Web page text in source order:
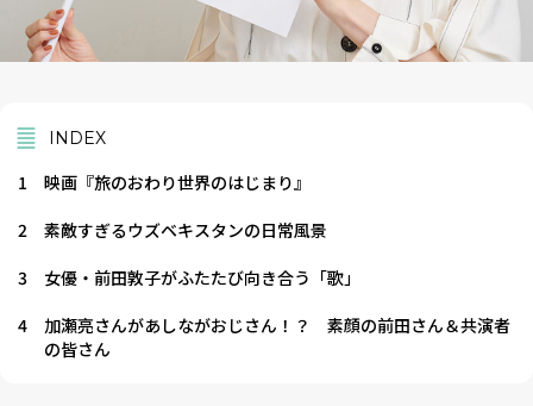
INDEX
1
映画『旅のおわり世界のはじまり』
2
素敵すぎるウズベキスタンの日常風景
3
女優・前田敦子がふたたび向き合う「歌」
4
加瀬亮さんがあしながおじさん！？ 素顔の前田さん＆共演者
の皆さん